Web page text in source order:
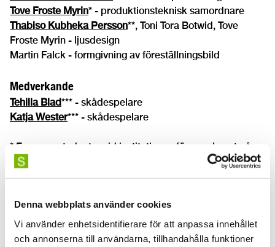
Denna webbplats använder cookies
Vi använder enhetsidentifierare för att anpassa innehållet
och annonserna till användarna, tillhandahålla funktioner
Tove Froste Myrin* - produktionsteknisk samordnare
Thabiso Kubheka Persson**, Toni Tora Botwid, Tove
Froste Myrin - ljusdesign
Martin Falck - formgivning av föreställningsbild
Medverkande
Tehilla Blad*** - skådespelare
Katja Wester*** - skådespelare
* Examensstudenter vid institutionen för scenkonst på
SKH.
** Ljusdesignstudent år 1 vid institutionen för scenkonst
*** Examensstudenter från kandidatprogrammet i
mimskådespeleri på SKH.